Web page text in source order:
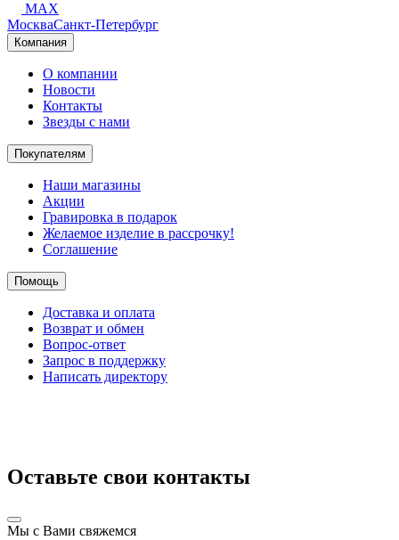
MAX
МоскваСанкт-Петербург
Компания
О компании
Новости
Контакты
Звезды с нами
Покупателям
Наши магазины
Акции
Гравировка в подарок
Желаемое изделие в рассрочку!
Соглашение
Помощь
Доставка и оплата
Возврат и обмен
Вопрос-ответ
Запрос в поддержку
Написать директору
Оставьте свои контакты
Мы с Вами свяжемся